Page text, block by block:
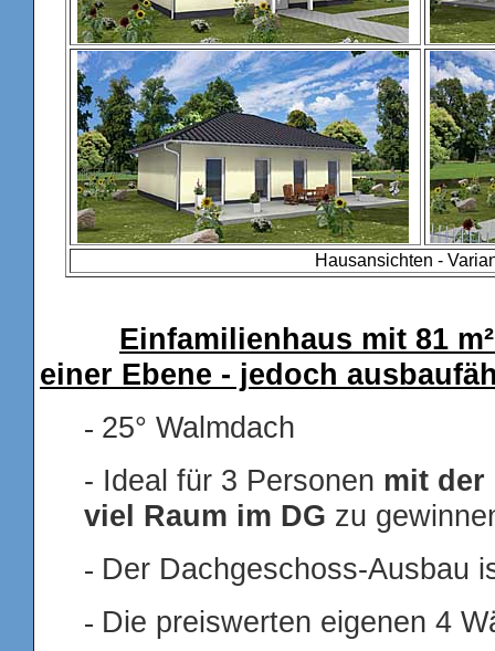
Hausansichten -
Einfamilienhaus mit 81
einer Ebene - jedoch
- 25° Walmdach
- Ideal für 3 Personen mit der
viel Raum im DG zu
- Der Dachgeschoss-Ausbau
- Die preiswerten eigenen 4